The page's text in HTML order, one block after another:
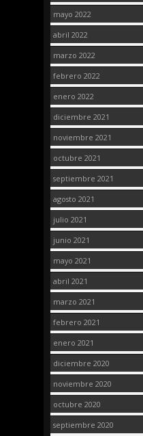
mayo 2022
abril 2022
marzo 2022
febrero 2022
enero 2022
diciembre 2021
noviembre 2021
octubre 2021
septiembre 2021
agosto 2021
julio 2021
junio 2021
mayo 2021
abril 2021
marzo 2021
febrero 2021
enero 2021
diciembre 2020
noviembre 2020
octubre 2020
septiembre 2020